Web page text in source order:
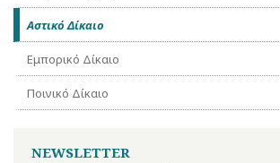
Αστικό Δίκαιο
Εμπορικό Δίκαιο
Ποινικό Δίκαιο
NEWSLETTER